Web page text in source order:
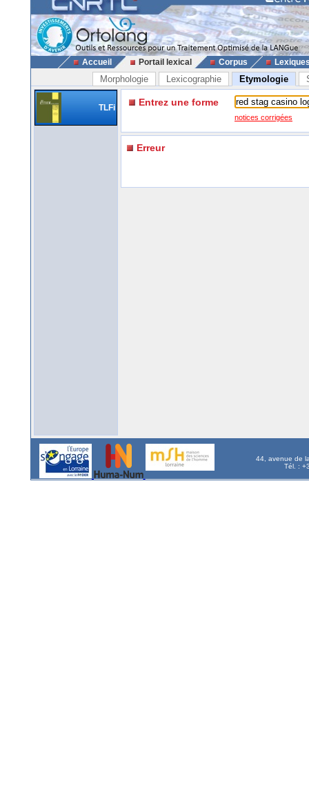
Accueil Portail lexical Corpus
Morphologie Lexicographie Etymologie
TLFi Entrez une forme
notices corrigées
Erreur
44, avenue de
Tél. :